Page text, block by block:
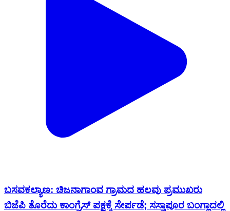
ಬಸವಕಲ್ಯಾಣ: ಚಿಜನಾಗಾಂವ ಗ್ರಾಮದ ಹಲವು ಪ್ರಮುಖರು
ಬಿಜೆಪಿ ತೊರೆದು ಕಾಂಗ್ರೆಸ್ ಪಕ್ಷಕ್ಕೆ ಸೇರ್ಪಡೆ; ಸಸ್ತಾಪೂರ ಬಂಗ್ಲಾದಲ್ಲಿ